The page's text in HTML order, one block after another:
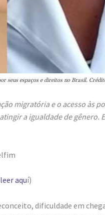
seus espaços e direitos no Brasil.
migratória e o acesso às
a igualdade de gênero.
leer aquí)
dificuldade em